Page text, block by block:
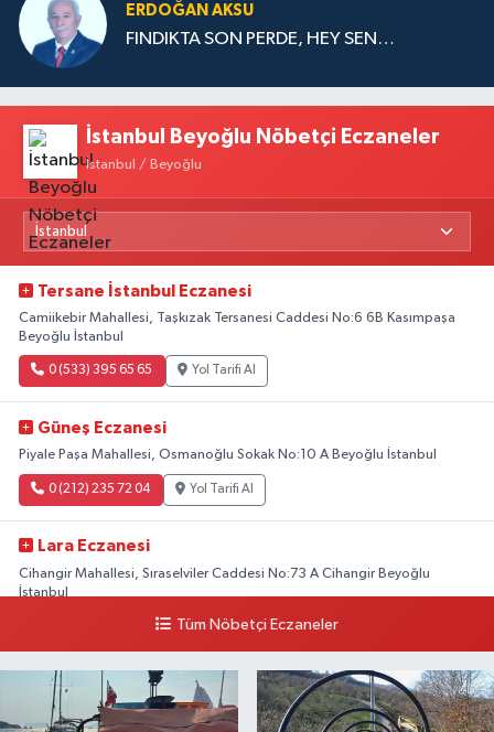
ERDOĞAN AKSU
FINDIKTA SON PERDE, HEY SEN…
İstanbul Beyoğlu Nöbetçi Eczaneler
İstanbul / Beyoğlu
Tersane İstanbul Eczanesi
Camiikebir Mahallesi, Taşkızak Tersanesi Caddesi No:6 6B Kasımpaşa
Beyoğlu İstanbul
0 (533) 395 65 65 Yol Tarifi Al
Güneş Eczanesi
Piyale Paşa Mahallesi, Osmanoğlu Sokak No:10 A Beyoğlu İstanbul
0 (212) 235 72 04 Yol Tarifi Al
Lara Eczanesi
Cihangir Mahallesi, Sıraselviler Caddesi No:73 A Cihangir Beyoğlu
İstanbul
Yol Tarifi Al
Tüm Nöbetçi Eczaneler